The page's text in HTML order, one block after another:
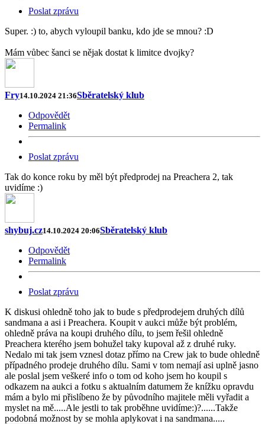
Poslat zprávu
Super. :) to, abych vyloupil banku, kdo jde se mnou? :D
Mám vůbec šanci se nějak dostat k limitce dvojky?
Fry14.10.2024 21:36Sběratelský klub
Odpovědět
Permalink
Poslat zprávu
Tak do konce roku by měl být předprodej na Preachera 2, tak
uvidíme :)
shybuj.cz14.10.2024 20:06Sběratelský klub
Odpovědět
Permalink
Poslat zprávu
K diskusi ohledně toho jak to bude s předprodejem druhých dílů
sandmana a asi i Preachera. Koupit v aukci může být problém,
ohledně práva na koupi druhého dílu, to jsem řešil ohledně
Preachera kterého jsem bohužel taky kupoval až z druhé ruky.
Nedalo mi tak jsem vznesl dotaz přímo na Crew jak to bude ohledně
případného prodeje druhého dílu. Sami v tom nemají asi uplně jasno
ale poslal jsem veškeré info o tom od koho jsem ho koupil s
odkazem na aukci a fotku s aktualním datumem že knížku opravdu
mám a bylo mi přislíbeno že by původního majitele měli vyřadit a
myslet na mě.....Ale jestli to tak proběhne uvidíme:)?......Takže
podobná možnost by se mohla aplykovat i na sandmana.....